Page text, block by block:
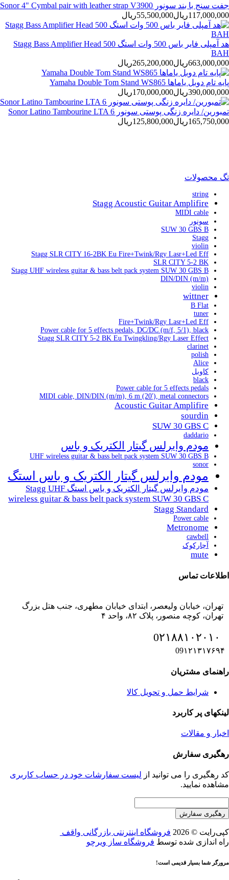
جفت سنج با بند سونور Sonor 4" Cymbal pair with leather strap V3900
117,000,000ريال
55,500,000ريال
هد آمپلی فایر باس 500 وات استگ Stagg Bass Amplifier Head 500
BAH
663,000,000ريال
265,200,000ريال
پایه تام دوبل یاماها Yamaha Double Tom Stand WS865
390,000,000ريال
170,000,000ريال
تمبورین/ دایره زنگی پوستی سونور Sonor Latino Tambourine LTA 6
165,750,000ريال
125,800,000ريال
تگ محصولات
string
Stagg Acoustic Guitar Amplifire
MIDI cable
سونور
SUW 30 GBS B
Stagg
violin
Stagg SLR CITY 16-2BK Eu Fire+Twink/Rgy Lasr+Led Eff
SLR CITY 5-2 BK
Stagg UHF wireless guitar & bass belt pack system SUW 30 GBS B
DIN/DIN (m/m)
violin
wittner
B Flat
tuner
Fire+Twink/Rgy Lasr+Led Eff
Power cable for 5 effects pedals, DC/DC (m/f, 5/1), black
Stagg SLR CITY 5-2 BK Eu Twingkling/Rgy Laser Effect
clarinet
polish
Alice
کاوبل
black
Power cable for 5 effects pedals
MIDI cable, DIN/DIN (m/m), 6 m (20'), metal connectors
Acoustic Guitar Amplifire
sourdin
SUW 30 GBS C
daddario
مودم وایرلس گیتار الکتریک و باس
UHF wireless guitar & bass belt pack system SUW 30 GBS B
sonor
مودم وایرلس گیتار الکتریک و باس استگ
مودم وایرلس گیتار الکتریک و باس استگ Stagg UHF
wireless guitar & bass belt pack system SUW 30 GBS C
Stagg Standard
Power cable
Metronome
cawbell
آچارکوک
mute
اطلاعات تماس
تهران، خیابان ولیعصر، ابتدای خیابان مطهری، جنب هتل بزرگ
تهران، کوچه منصور، پلاک ۸۲، واحد ۴
09۱۲۱۳۱۷۶۹۴
راهنمای مشتریان
شرایط حمل و تحویل کالا
لینکهای پر کاربرد
اخبار و مقالات
رهگیری سفارش
کد رهگیری را می توانید از لیست سفارشات خود در حساب کاربری
مشاهده نمایید.
کپی‌رایت © 2026
فروشگاه اینترنتی بازرگانی واقف ‌
راه اندازی شده توسط فروشگاه ساز ویرچو
مرورگر شما بسیار قدیمی است!